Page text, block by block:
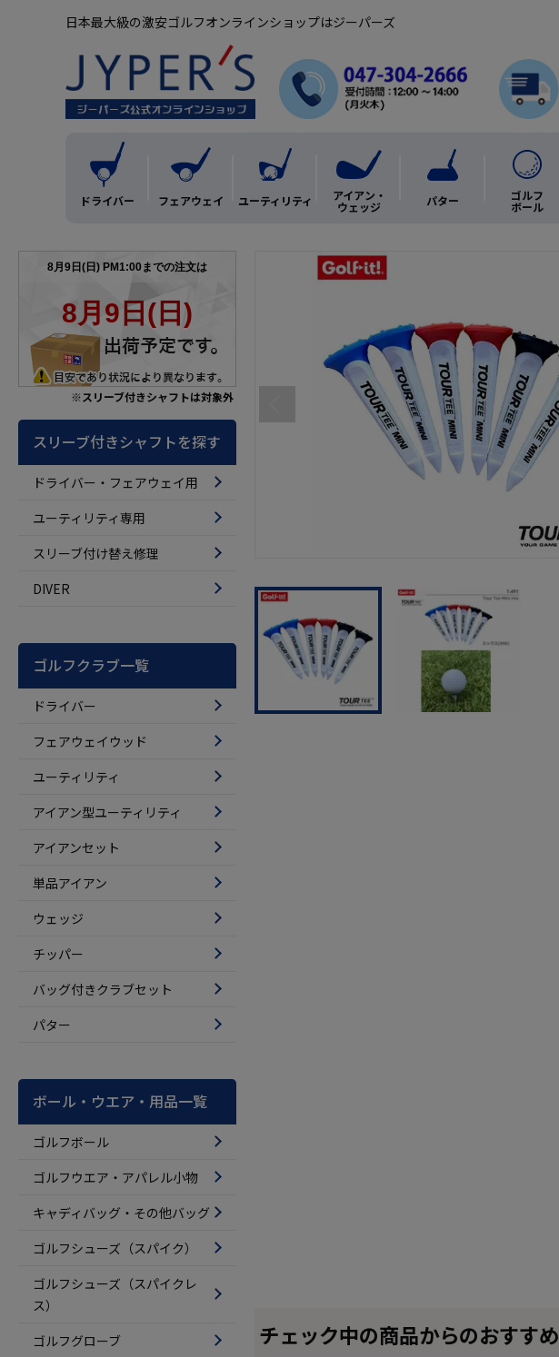
日本最大級の激安ゴルフオンラインショップはジーパーズ
ドライバー フェアウェイ ユーティリティ アイアン・
ウェッジ パター ゴルフ
ボール
※スリーブ付きシャフトは対象外
スリーブ付きシャフトを探す
ドライバー・フェアウェイ用
ユーティリティ専用
スリーブ付け替え修理
DIVER
ゴルフクラブ一覧
ドライバー
フェアウェイウッド
ユーティリティ
アイアン型ユーティリティ
アイアンセット
単品アイアン
ウェッジ
チッパー
バッグ付きクラブセット
パター
ボール・ウエア・用品一覧
ゴルフボール
ゴルフウエア・アパレル小物
キャディバッグ・その他バッグ
ゴルフシューズ（スパイク）
ゴルフシューズ（スパイクレ
ス）
ゴルフグローブ
チェック中の商品からのおすすめ